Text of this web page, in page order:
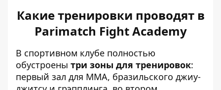
Какие тренировки проводят в
Parimatch Fight Academy
В спортивном клубе полностью
обустроены три зоны для тренировок:
первый зал для ММА, бразильского джиу-